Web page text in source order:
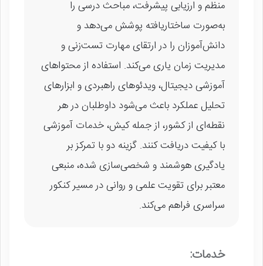
منظم و ارزیابی پیشرفت، مباحث درسی را
به‌صورت ساختاریافته پوشش می‌دهد و
دانش‌آموزان را در ارتقای مهارت تست‌زنی و
مدیریت زمان یاری می‌کند. استفاده از محتواهای
آموزشی دیجیتال، ویدئوهای راهبردی و ابزارهای
تحلیل عملکرد باعث می‌شود داوطلبان در هر
نقطه‌ای از کشور، از جمله کیش، خدمات آموزشی
با کیفیت دریافت کنند. گزینه دو با تمرکز بر
یادگیری هوشمند و شخصی‌سازی شده، منبعی
معتبر برای تقویت علمی و روانی در مسیر کنکور
سراسری فراهم می‌کند.
خدمات: